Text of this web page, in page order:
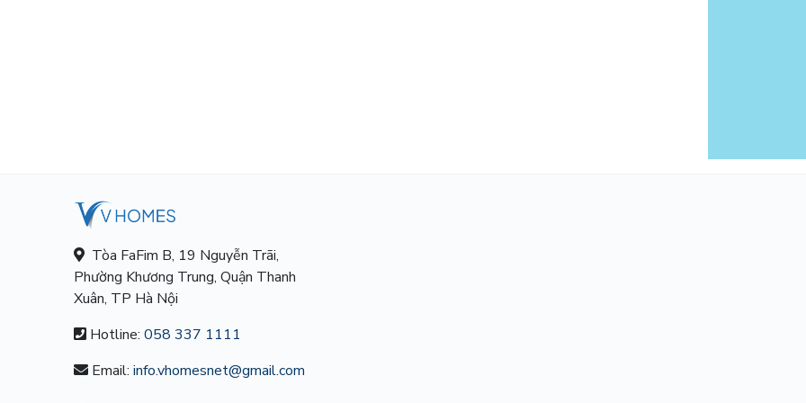
Tòa FaFim B, 19 Nguyễn Trãi,
Phường Khương Trung, Quận Thanh
Xuân, TP Hà Nội
Hotline: 058 337 1111
Email: info.vhomesnet@gmail.com